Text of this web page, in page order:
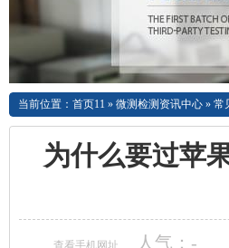
当前位置： 首页11 » 微测检测资讯中心 » 常
为什么要过苹
查看手机网址 人气： -